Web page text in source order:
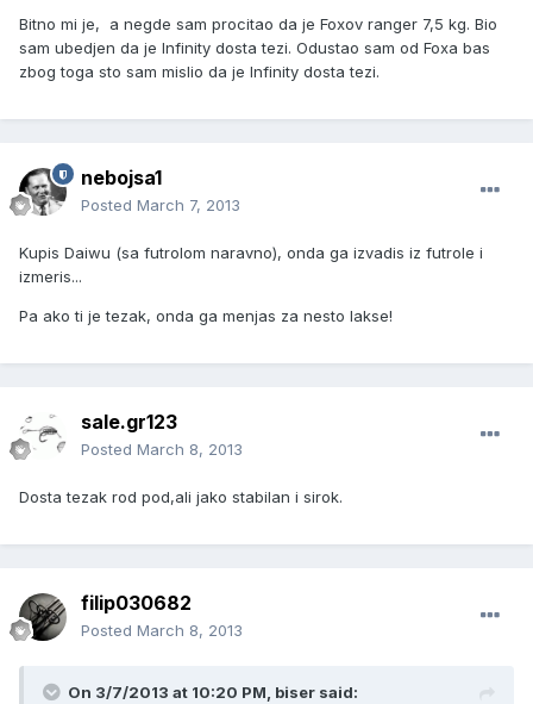
Bitno mi je, a negde sam procitao da je Foxov ranger 7,5 kg. Bio
sam ubedjen da je Infinity dosta tezi. Odustao sam od Foxa bas
zbog toga sto sam mislio da je Infinity dosta tezi.
nebojsa1
Posted March 7, 2013
Kupis Daiwu (sa futrolom naravno), onda ga izvadis iz futrole i
izmeris...
Pa ako ti je tezak, onda ga menjas za nesto lakse!
sale.gr123
Posted March 8, 2013
Dosta tezak rod pod,ali jako stabilan i sirok.
filip030682
Posted March 8, 2013
On 3/7/2013 at 10:20 PM, biser said: